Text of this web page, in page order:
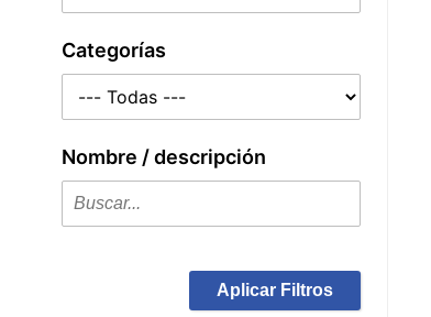
Categorías
Nombre / descripción
Aplicar Filtros